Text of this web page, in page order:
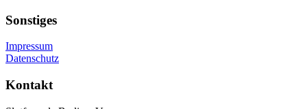
Sonstiges
Impressum
Datenschutz
Kontakt